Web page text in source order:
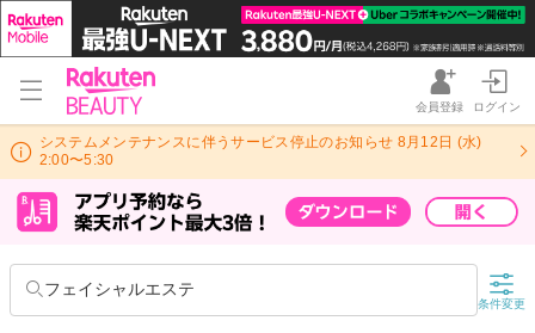
会員登録 ログイン
システムメンテナンスに伴うサービス停止のお知らせ 8月12日 (水)
2:00〜5:30
フェイシャルエステ
条件変更